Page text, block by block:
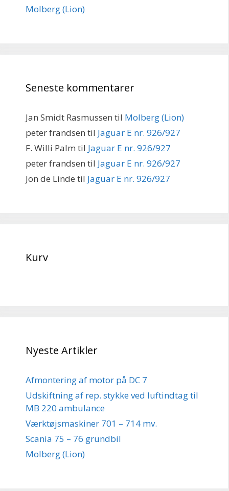
Molberg (Lion)
Seneste kommentarer
Jan Smidt Rasmussen til Molberg (Lion)
peter frandsen til Jaguar E nr. 926/927
F. Willi Palm til Jaguar E nr. 926/927
peter frandsen til Jaguar E nr. 926/927
Jon de Linde til Jaguar E nr. 926/927
Kurv
Nyeste Artikler
Afmontering af motor på DC 7
Udskiftning af rep. stykke ved luftindtag til
MB 220 ambulance
Værktøjsmaskiner 701 – 714 mv.
Scania 75 – 76 grundbil
Molberg (Lion)